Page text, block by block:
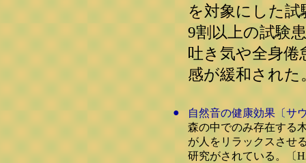
を対象にした試
9割以上の試験
吐き気や全身倦
感が緩和された
●
自然音の健康効果〔サ
森の中でのみ存在する
が人をリラックスさせ
研究がされている。〔